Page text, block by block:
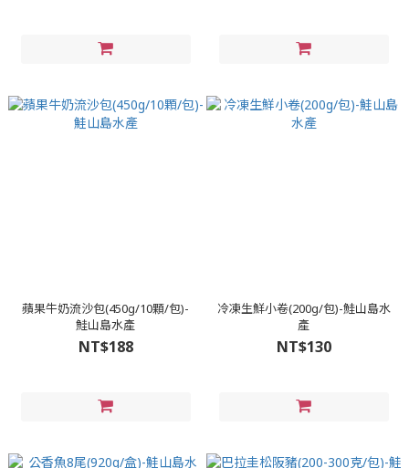
蘋果牛奶流沙包(450g/10顆/包)-
鮭山島水產
NT$188
冷凍生鮮小卷(200g/包)-鮭山島水
產
NT$130